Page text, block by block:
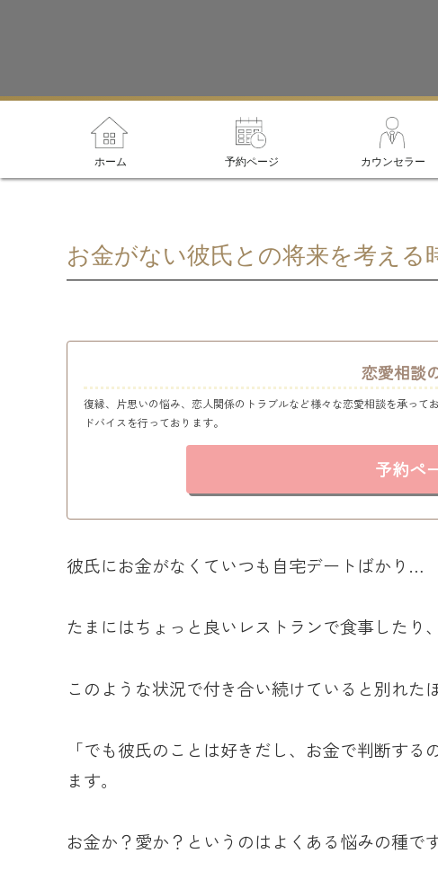
ホーム 予約ページ カウンセラー
お金がない彼氏との将来を考える
恋愛相談
復縁、片思いの悩み、恋人関係のトラブルなど様々な恋愛相談を承っ
ドバイスを行っております。
予約ペ
彼氏にお金がなくていつも自宅デートばかり…
たまにはちょっと良いレストランで食事したり
このような状況で付き合い続けていると別れた
「でも彼氏のことは好きだし、お金で判断す
ます。
お金か？愛か？というのはよくある悩みの種です